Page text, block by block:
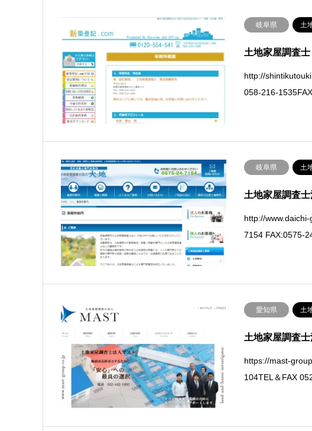
岐阜県 土
土地家屋調査
http://
058-216-
岐阜県 土
土地家屋調査
http://
7154 FAX:0575-
愛知県 土
土地家屋調査
https://mast-
104TEL＆FAX